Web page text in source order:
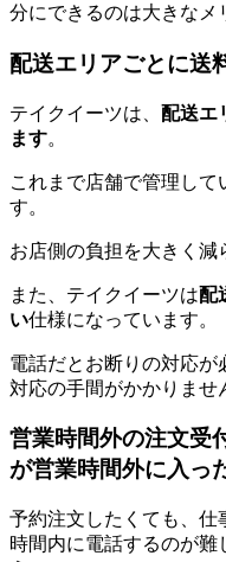
分にできるのは大きなメ
配送エリアごとに送
テイクイーツは、 配送エ
ます。
これまで店舗で管理し
す。
お店側の負担を大きく減
また、テイクイーツは配
い仕様になっています。
電話だとお断りの対応
対応の手間がかかりませ
営業時間外の注文受
が営業時間外に入っ
予約注文したくても、仕
時間内に電話するのが難